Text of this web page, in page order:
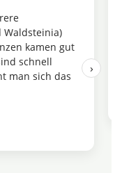
Waldsteinia)
kamen gut
schnell
man sich das
›